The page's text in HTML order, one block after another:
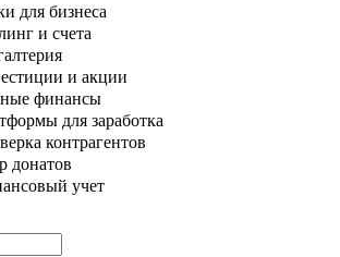
для бизнеса
и счета
и акции
финансы
для заработка
контрагентов
донатов
учет